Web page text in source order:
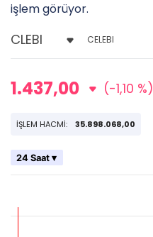
işlem görüyor.
CELEBI
1.437,00 (-1,10 %)
İŞLEM HACMİ: 35.898.068,00
24 Saat ▾